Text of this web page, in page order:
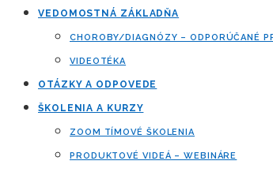
VEDOMOSTNÁ ZÁKLADŇA
CHOROBY/DIAGNÓZY – ODPORÚČANÉ
VIDEOTÉKA
OTÁZKY A ODPOVEDE
ŠKOLENIA A KURZY
ZOOM TÍMOVÉ ŠKOLENIA
PRODUKTOVÉ VIDEÁ – WEBINÁRE